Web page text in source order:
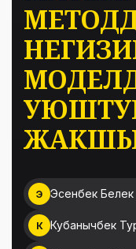
Э Эсенбек Белек
К Кубанычбек